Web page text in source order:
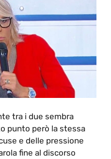
tra i due sembra
punto però la stessa
e delle pressione
fine al discorso